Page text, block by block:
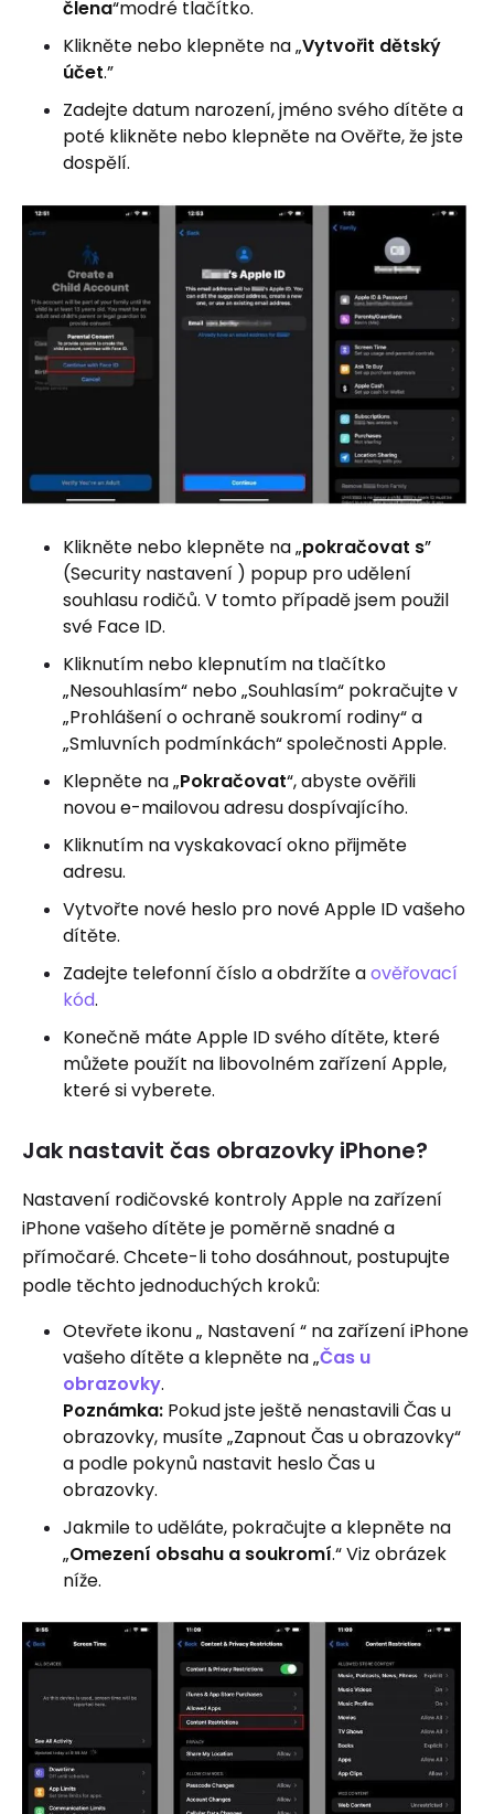
člena“modré tlačítko.
Klikněte nebo klepněte na „Vytvořit dětský
účet.”
Zadejte datum narození, jméno svého dítěte a
poté klikněte nebo klepněte na Ověřte, že jste
dospělí.
Klikněte nebo klepněte na „pokračovat s”
(Security nastavení ) popup pro udělení
souhlasu rodičů. V tomto případě jsem použil
své Face ID.
Kliknutím nebo klepnutím na tlačítko
„Nesouhlasím“ nebo „Souhlasím“ pokračujte v
„Prohlášení o ochraně soukromí rodiny“ a
„Smluvních podmínkách“ společnosti Apple.
Klepněte na „Pokračovat“, abyste ověřili
novou e-mailovou adresu dospívajícího.
Kliknutím na vyskakovací okno přijměte
adresu.
Vytvořte nové heslo pro nové Apple ID vašeho
dítěte.
Zadejte telefonní číslo a obdržíte aověřovací
kód.
Konečně máte Apple ID svého dítěte, které
můžete použít na libovolném zařízení Apple,
které si vyberete.
Jak nastavit čas obrazovky iPhone?
Nastavení rodičovské kontroly Apple na zařízení
iPhone vašeho dítěte je poměrně snadné a
přímočaré. Chcete-li toho dosáhnout, postupujte
podle těchto jednoduchých kroků:
Otevřete ikonu „ Nastavení “ na zařízení iPhone
vašeho dítěte a klepněte na „Čas u
obrazovky.
Poznámka: Pokud jste ještě nenastavili Čas u
obrazovky, musíte „Zapnout Čas u obrazovky“
a podle pokynů nastavit heslo Čas u
obrazovky.
Jakmile to uděláte, pokračujte a klepněte na
„Omezení obsahu a soukromí.“ Viz obrázek
níže.